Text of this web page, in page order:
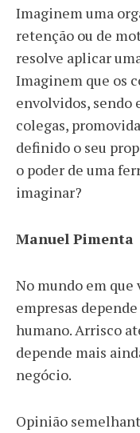
Imaginem uma
retenção ou de
resolve aplicar
Imaginem que os
envolvidos, sendo
colegas,
definido o seu
o poder de uma
imaginar?
Manuel Pimenta
No mundo em que
empresas
humano. Arrisco
depende mais
negócio.
Opinião